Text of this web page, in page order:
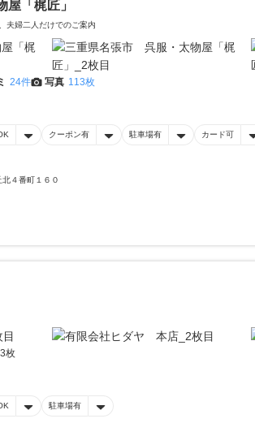
「梶匠」
夫婦二人だけでのご案内
24件 写真 113枚
クーポン有 駐車場有 カード可
４番町１６０
3枚
駐車場有